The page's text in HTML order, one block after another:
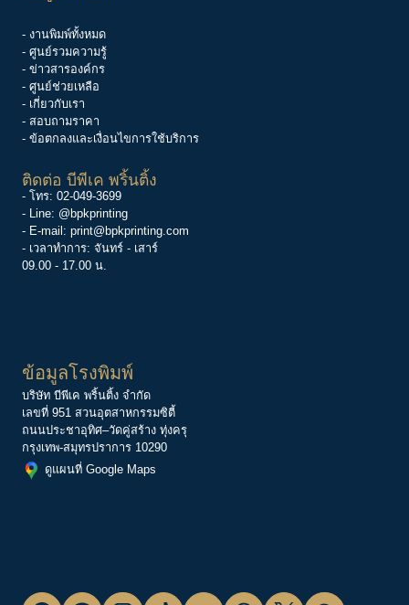
- งานพิมพ์ทั้งหมด
- ศูนย์รวมความรู้
- ข่าวสารองค์กร
- ศูนย์ช่วยเหลือ
- เกี่ยวกับเรา
- สอบถามราคา
- ข้อตกลงและเงื่อนไขการใช้บริการ
ติดต่อ บีพีเค พริ้นติ้ง
- โทร: 02-049-3699
- Line: @bpkprinting
- E-mail: print@bpkprinting.com
- เวลาทำการ: จันทร์ - เสาร์
09.00 - 17.00 น.
ข้อมูลโรงพิมพ์
บริษัท บีพีเค พริ้นติ้ง จำกัด
เลขที่ 951 สวนอุตสาหกรรมซิตี้
ถนนประชาอุทิศ–วัดคู่สร้าง ทุ่งครุ
กรุงเทพ-สมุทรปราการ 10290
ดูแผนที่ Google Maps